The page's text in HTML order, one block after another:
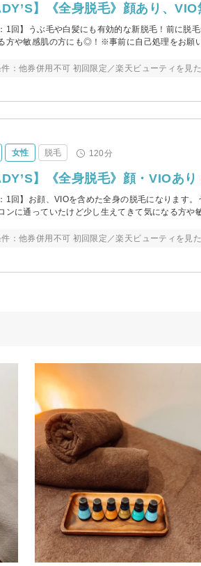
】《全身脱毛》顔あり、
：1回】うぶ毛や白髪にも有効的な新脱毛！前に脱
方や敏感肌の方にも◎！※事前に自己処理をお願
：他券併用不可 初回限定／楽天ビューティを見た
女性 脱毛 120分
】《全身脱毛》顔・VIOあ
：1回】お顔、VIOを含めた全身の脱毛になります
ンに通っていたけど少し生えてきて気になる方や
：他券併用不可 初回限定／楽天ビューティを見た